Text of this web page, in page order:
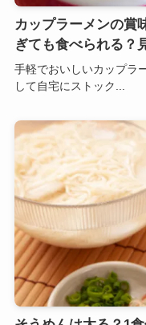
カップラーメンの賞
ぎても食べられる？
手軽でおいしいカップラ
して自宅にストック...